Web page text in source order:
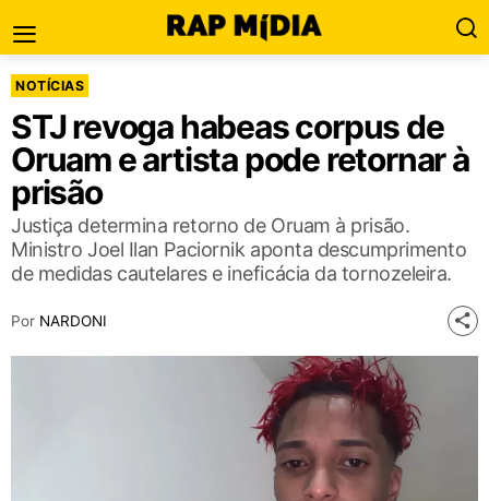
NOTÍCIAS
STJ revoga habeas corpus de
Oruam e artista pode retornar à
prisão
Justiça determina retorno de Oruam à prisão.
Ministro Joel Ilan Paciornik aponta descumprimento
de medidas cautelares e ineficácia da tornozeleira.
Por NARDONI